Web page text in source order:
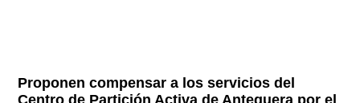
Proponen compensar a los servicios del
Centro de Partición Activa de Antequera por el